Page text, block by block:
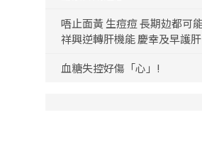
唔止面黃 生痘痘 長期攰都可
祥興逆轉肝機能 慶幸及早護肝
血糖失控好傷「心」!